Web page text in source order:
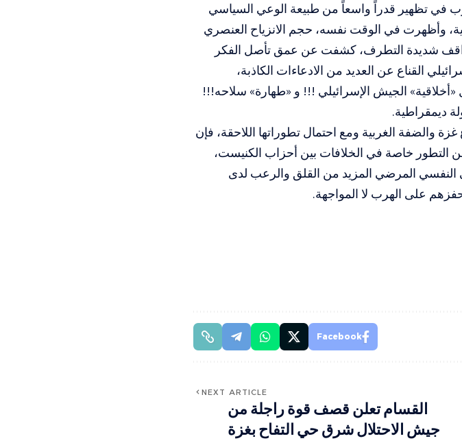
في تظهير قدراً واسعاً من طبيعة الوعي السياسي
وأظهرت في الوقت نفسه، حجم الانزياح العنصري
شديدة التطرف، كشفت عن عمق تأصل الفكر
القناع عن العديد من الادعاءات الكاذبة،
«أخلاقية» الجيش الإسرائيلي !!! و «طهارة» سلاحه!!!
ديمقراطية.
والضفة الغربية ومع احتمال تطوراتها اللاحقة، فإن
التطور خاصة في الخلافات بين أحزاب الكنيست،
النفسي المرضي المزيد من القلق والرعب لدى
على الهرب لا المواجهة.
Facebook
NEXT ARTICLE
القسام تعلن قصف قوة راجلة من
جيش الاحتلال شرق حي التفاح بغزة